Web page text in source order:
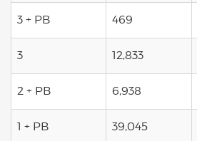
3 + PB 469
3 12,833
2 + PB 6,938
1 + PB 39,045